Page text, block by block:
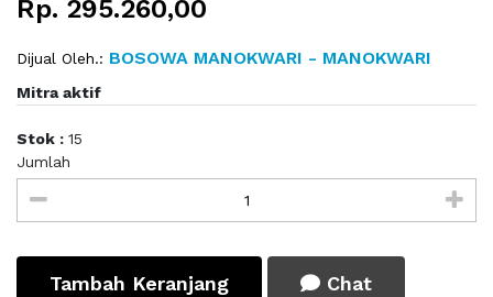
Rp. 295.260,00
Dijual Oleh.: BOSOWA MANOKWARI - MANOKWARI
Mitra aktif
Stok : 15
Jumlah
Tambah Keranjang Chat